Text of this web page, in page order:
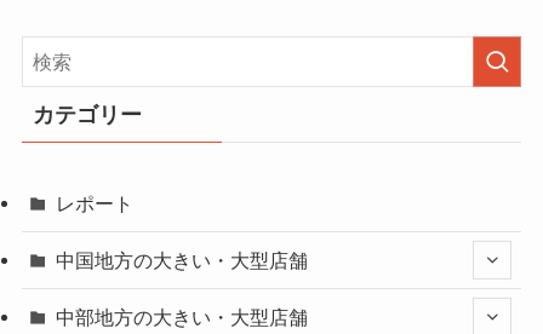
カテゴリー
レポート
中国地方の大きい・大型店舗
中部地方の大きい・大型店舗